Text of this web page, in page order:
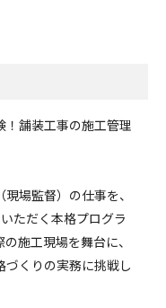
！舗装工事の施工管理
場監督）の仕事を、
ただく本格プログラ
施工現場を舞台に、
くりの実務に挑戦し